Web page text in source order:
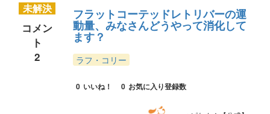
未解決
コメン
ト
2
フラットコーテッドレトリバーの運
動量、みなさんどうやって消化して
ます？
ラフ・コリー
0 いいね！ 0 お気に入り登録数